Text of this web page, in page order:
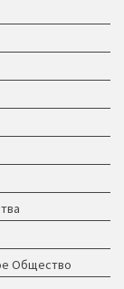
Общество